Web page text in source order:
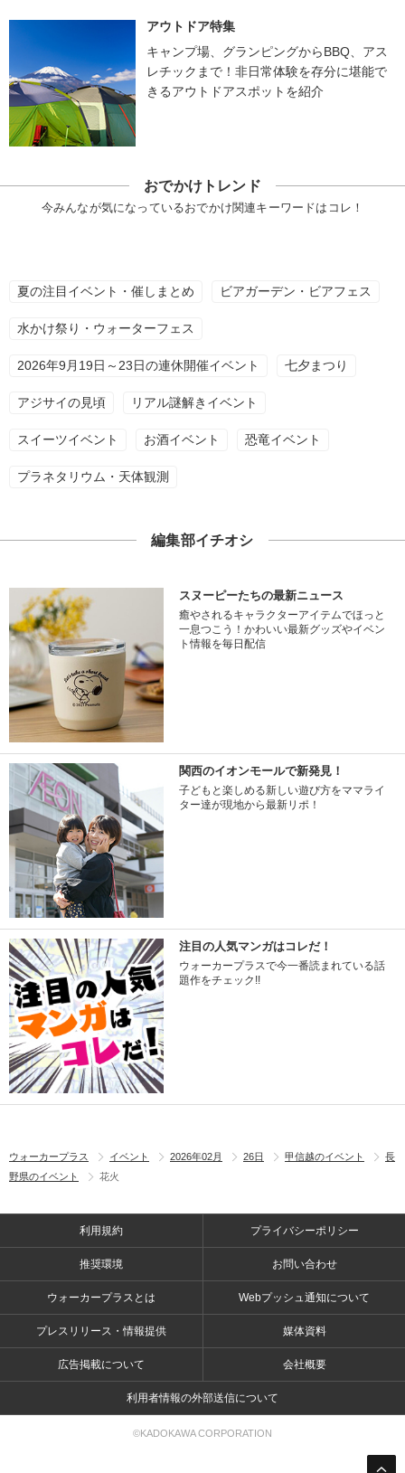
アウトドア特集
キャンプ場、グランピングからBBQ、アス
レチックまで！非日常体験を存分に堪能で
きるアウトドアスポットを紹介
おでかけトレンド
今みんなが気になっているおでかけ関連キーワードはコレ！
夏の注目イベント・催しまとめ ビアガーデン・ビアフェス
水かけ祭り・ウォーターフェス
2026年9月19日～23日の連休開催イベント 七夕まつり
アジサイの見頃 リアル謎解きイベント
スイーツイベント お酒イベント 恐竜イベント
プラネタリウム・天体観測
編集部イチオシ
スヌーピーたちの最新ニュース
癒やされるキャラクターアイテムでほっと
一息つこう！かわいい最新グッズやイベン
ト情報を毎日配信
関西のイオンモールで新発見！
子どもと楽しめる新しい遊び方をママライ
ター達が現地から最新リポ！
注目の人気マンガはコレだ！
ウォーカープラスで今一番読まれている話
題作をチェック!!
ウォーカープラス イベント 2026年02月 26日 甲信越のイベント
長
野県のイベント
花火
利用規約 プライバシーポリシー
推奨環境 お問い合わせ
ウォーカープラスとは Webプッシュ通知について
プレスリリース・情報提供 媒体資料
広告掲載について 会社概要
利用者情報の外部送信について
©KADOKAWA CORPORATION